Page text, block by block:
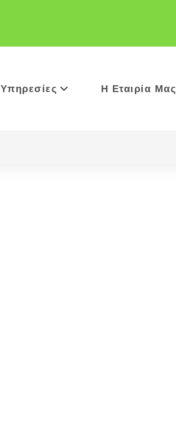
Υπηρεσίες Η Εταιρία Μας